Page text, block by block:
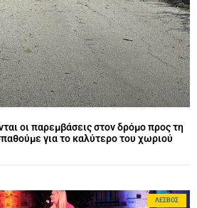
οι παρεμβάσεις στον δρόμο προς τη
για το καλύτερο του χωριού
ΛΈΣΒΟΣ